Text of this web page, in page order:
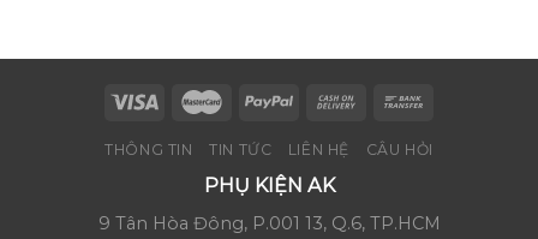
THÔNG TIN TIN TỨC LIÊN HỆ CÂU HỎI
PHỤ KIỆN AK
9 Tân Hòa Đông, P.001 13, Q.6, TP.HCM